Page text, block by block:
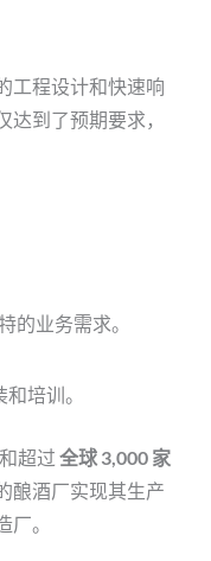
工程设计和快速响
到了预期要求，
的业务需求。
培训。
超过 全球 3,000 家
酿酒厂实现其生产
。